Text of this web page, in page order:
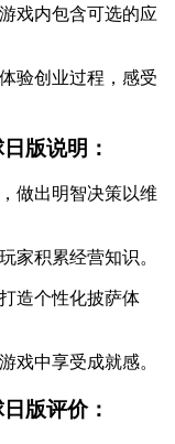
戏内包含可选的应
验创业过程，感受
版说明：
做出明智决策以维
家积累经营知识。
造个性化披萨体
戏中享受成就感。
版评价：